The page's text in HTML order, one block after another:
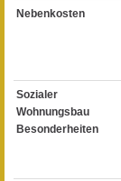
Nebenkosten
Sozialer
Wohnungsbau
Besonderheiten